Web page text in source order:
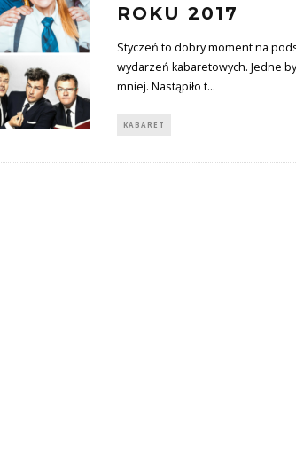
ROKU 2017
Styczeń to dobry moment na
wydarzeń kabaretowych. Jedne
mniej. Nastąpiło t...
KABARET